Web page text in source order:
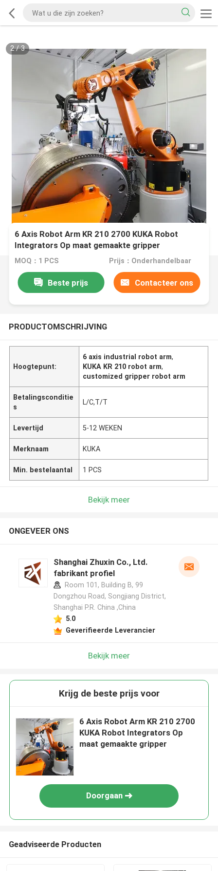
2/3
6 Axis Robot Arm KR 210 2700 KUKA Robot
Integrators Op maat gemaakte gripper
MOQ：1 PCS Prijs：Onderhandelbaar
Beste prijs Contacteer ons
PRODUCTOMSCHRIJVING
Hoogtepunt:
6 axis industrial robot arm,
KUKA KR 210 robot arm,
customized gripper robot arm
Betalingsconditie
s
L/C,T/T
Levertijd 5-12 WEKEN
Merknaam KUKA
Min. bestelaantal 1 PCS
Bekijk meer
ONGEVEER ONS
Shanghai Zhuxin Co., Ltd.
fabrikant profiel
Room 101, Building B, 99
Dongzhou Road, Songjiang District,
Shanghai P.R. China ,China
5.0
Geverifieerde Leverancier
Bekijk meer
Krijg de beste prijs voor
6 Axis Robot Arm KR 210 2700
KUKA Robot Integrators Op
maat gemaakte gripper
Doorgaan
Geadviseerde Producten